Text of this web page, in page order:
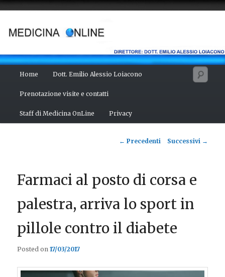
contenuto
principale
Home Dott. Emilio Alessio Loiacono
Prenotazione visite e contatti
Staff di Medicina OnLine Privacy
Navigazione
← Precedenti Successivi →
Farmaci al posto di corsa e
palestra, arriva lo sport in
pillole contro il diabete
Posted on17/03/2017